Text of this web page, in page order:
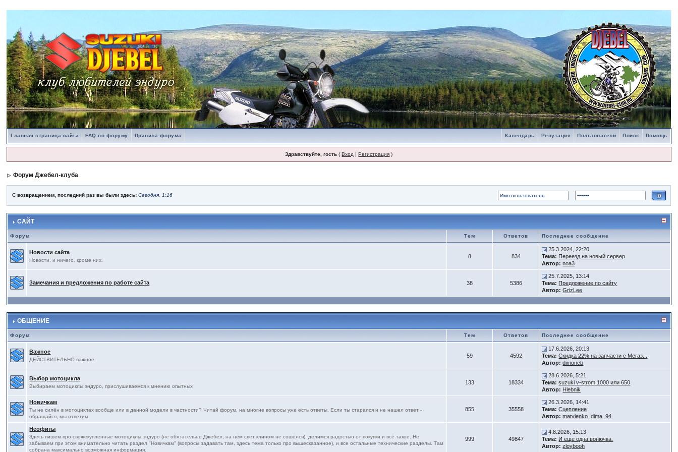
Главная страница сайта FAQ по форуму Правила форума Помощь
Поиск
Пользователи
Репутация
Календарь
Здравствуйте, гость (Вход |Регистрация )
Форум Джебел-клуба
С возвращением, последний раз вы были здесь:Сегодня, 1:16
САЙТ
Форум Тем Ответов Последнее сообщение
Новости сайта
Новости, и ничего, кроме них.
8 834
25.3.2024, 22:20
Тема: Переезд на новый сервер
Автор: noa3
Замечания и предложения по работе сайта 38 5386
25.7.2025, 13:14
Тема: Предложение по сайту
Автор: GrizLee
ОБЩЕНИЕ
Форум Тем Ответов Последнее сообщение
Важное
ДЕЙСТВИТЕЛЬНО важное
59 4592
17.6.2026, 20:13
Тема: Скидка 22% на запчасти с Мегаз...
Автор: dimoncb
Выбор мотоцикла
Выбираем мотоциклы эндуро, прислушиваемся к мнению опытных
133 18334
28.6.2026, 5:21
Тема: suzuki v-strom 1000 или 650
Автор: Hlebnik
Новичкам
Ты не силён в мотоциклах вообще или в данной модели в частности? Читай форум, на многие вопросы уже есть ответы. Если ты старался и не нашел ответ -
обращайся, мы ответим
855 35558
26.3.2026, 14:41
Тема: Сцепление
Автор: matvienko_dima_94
Неофиты
Здесь пишем про свежекупленные мотоциклы эндуро (не обязательно Джебел, на нём свет клином не сошёлся), делимся радостью от покупки и всё такое. Не
забываем при этом внимательно читать раздел "Новичкам" (вопросы задавать там, здесь тема только про вышесказанное), и все остальные технические разделы. Там
собрана максимально возможная информация.
999 49847
4.8.2026, 15:13
Тема: И еще одна вонючка.
Автор: zloybooh